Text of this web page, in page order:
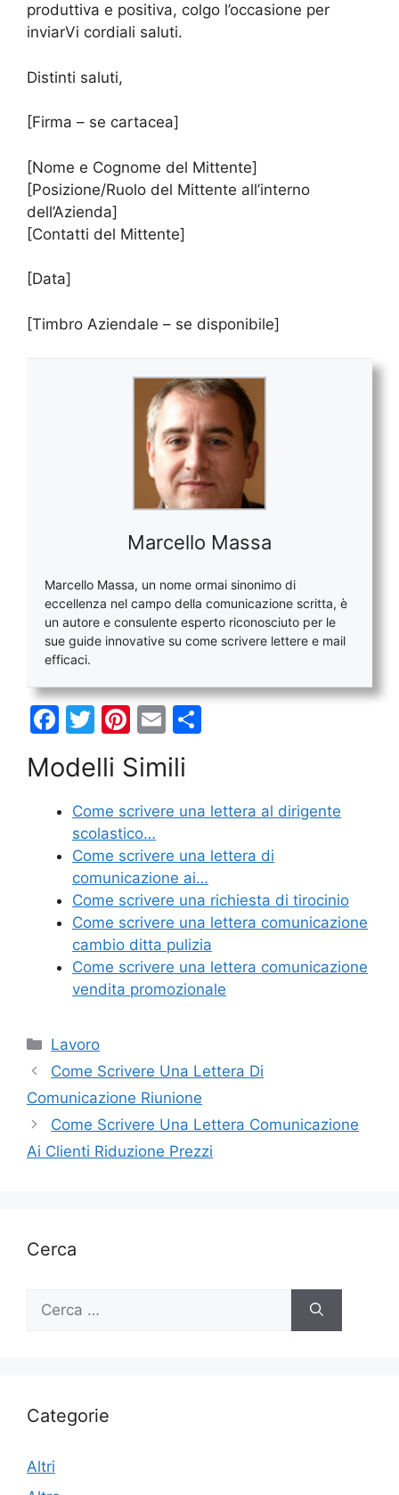
produttiva e positiva, colgo l’occasione per
inviarVi cordiali saluti.
Distinti saluti,
[Firma – se cartacea]
[Nome e Cognome del Mittente]
[Posizione/Ruolo del Mittente all’interno
dell’Azienda]
[Contatti del Mittente]
[Data]
[Timbro Aziendale – se disponibile]
Marcello Massa
Marcello Massa, un nome ormai sinonimo di
eccellenza nel campo della comunicazione scritta, è
un autore e consulente esperto riconosciuto per le
sue guide innovative su come scrivere lettere e mail
efficaci.
F
c
e
b
o
o
k
T
w
itt
er
Pi
nt
er
e
st
E
m
ai
l
di
di
Modelli Simili
Come scrivere una lettera al dirigente
scolastico…
Come scrivere una lettera di
comunicazione ai…
Come scrivere una richiesta di tirocinio
Come scrivere una lettera comunicazione
cambio ditta pulizia
Come scrivere una lettera comunicazione
vendita promozionale
Categorie
Lavoro
Come Scrivere Una Lettera Di
Comunicazione Riunione
Come Scrivere Una Lettera Comunicazione
Ai Clienti Riduzione Prezzi
Cerca
Ricerca
Categorie
Altri